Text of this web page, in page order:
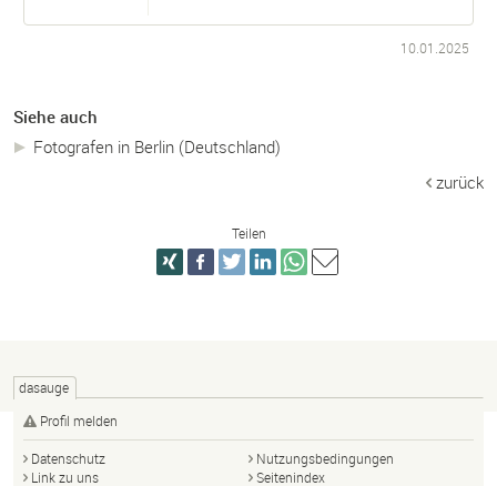
10.01.2025
Siehe auch
Fotografen in Berlin (Deutschland)
zurück
Teilen
dasauge
Profil melden
Datenschutz
Nutzungsbedingungen
Link zu uns
Seitenindex